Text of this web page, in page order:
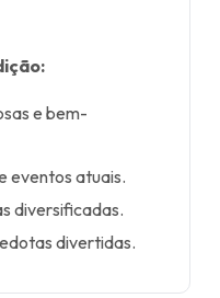
e bem-
eventos atuais.
diversificadas.
divertidas.